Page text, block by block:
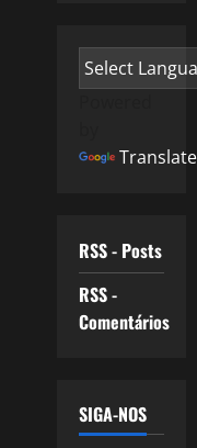
Translate
RSS - Posts
RSS -
Comentários
SIGA-NOS